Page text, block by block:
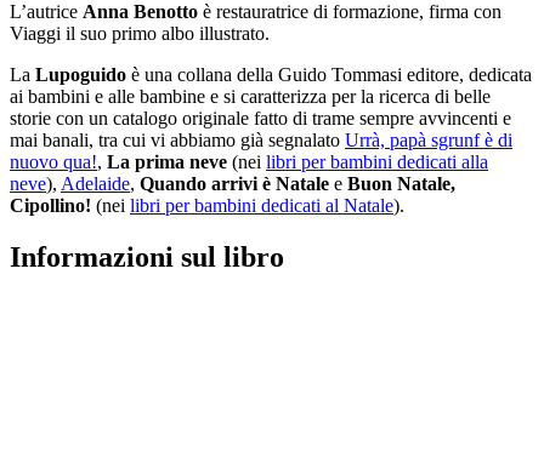
L’autrice Anna Benotto è restauratrice di formazione, firma con
Viaggi il suo primo albo illustrato.
La Lupoguido è una collana della Guido Tommasi editore, dedicata
ai bambini e alle bambine e si caratterizza per la ricerca di belle
storie con un catalogo originale fatto di trame sempre avvincenti e
mai banali, tra cui vi abbiamo già segnalato Urrà, papà sgrunf è di
nuovo qua!, La prima neve (nei libri per bambini dedicati alla
neve), Adelaide, Quando arrivi è Natale e Buon Natale,
Cipollino! (nei libri per bambini dedicati al Natale).
Informazioni sul libro